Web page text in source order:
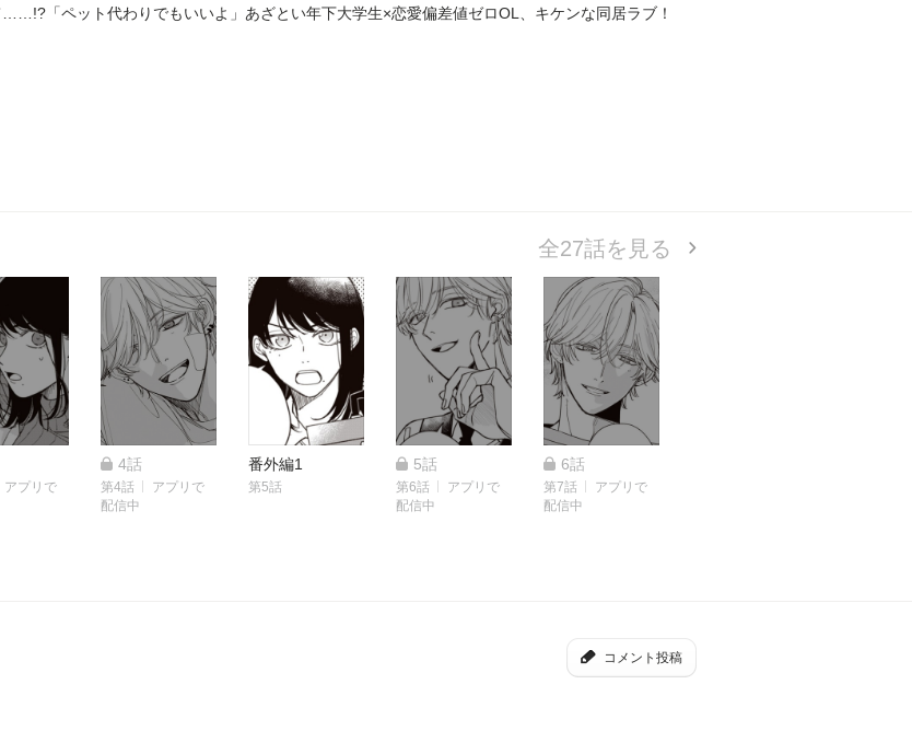
……!?「ペット代わりでもいいよ」あざとい年下大学生×恋愛偏差値ゼロOL、キケンな同居ラブ！
全27話を見る
アプリで
4話
第4話
アプリで
配信中
番外編1
第5話
5話
第6話
アプリで
配信中
6話
第7話
アプリで
配信中
コメント投稿